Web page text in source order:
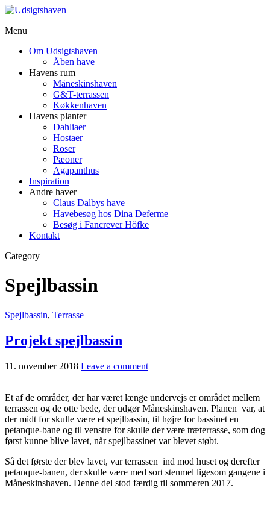
Menu
Om Udsigtshaven
Åben have
Havens rum
Måneskinshaven
G&T-terrassen
Køkkenhaven
Havens planter
Dahliaer
Hostaer
Roser
Pæoner
Agapanthus
Inspiration
Andre haver
Claus Dalbys have
Havebesøg hos Dina Deferme
Besøg i Fancrever Höfke
Kontakt
Category
Spejlbassin
Spejlbassin, Terrasse
Projekt spejlbassin
11. november 2018 Leave a comment
Et af de områder, der har været længe undervejs er området mellem
terrassen og de otte bede, der udgør Måneskinshaven. Planen var, at
der midt for skulle være et spejlbassin, til højre for bassinet en
petanque-bane og til venstre for skulle der være træterrasse, som dog
først kunne blive lavet, når spejlbassinet var blevet støbt.
Så det første der blev lavet, var terrassen ind mod huset og derefter
petanque-banen, der skulle være med sort stenmel ligesom gangene i
Måneskinshaven. Denne del stod færdig til sommeren 2017.